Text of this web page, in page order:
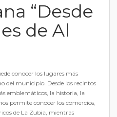
“Desde
de Al
conocer los lugares más
del municipio. Desde los recintos
emblemáticos, la historia, la
permite conocer los comercios,
de La Zubia, mientras